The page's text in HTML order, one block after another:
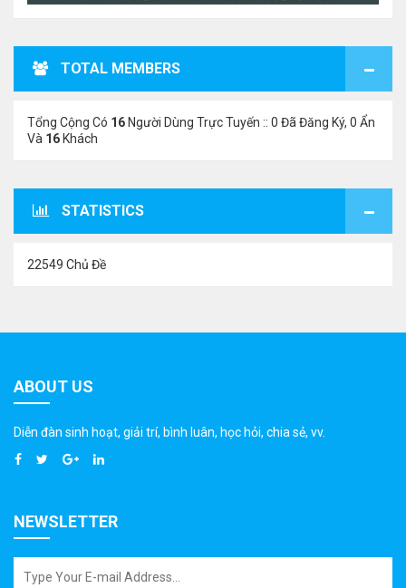
TOTAL MEMBERS
Tổng Cộng Có 16 Người Dùng Trực Tuyến :: 0 Đã Đăng Ký, 0 Ẩn
Và 16 Khách
STATISTICS
22549 Chủ Đề
ABOUT US
Diễn đàn sinh hoạt, giải trí, bình luân, học hỏi, chia sẻ, vv.
NEWSLETTER